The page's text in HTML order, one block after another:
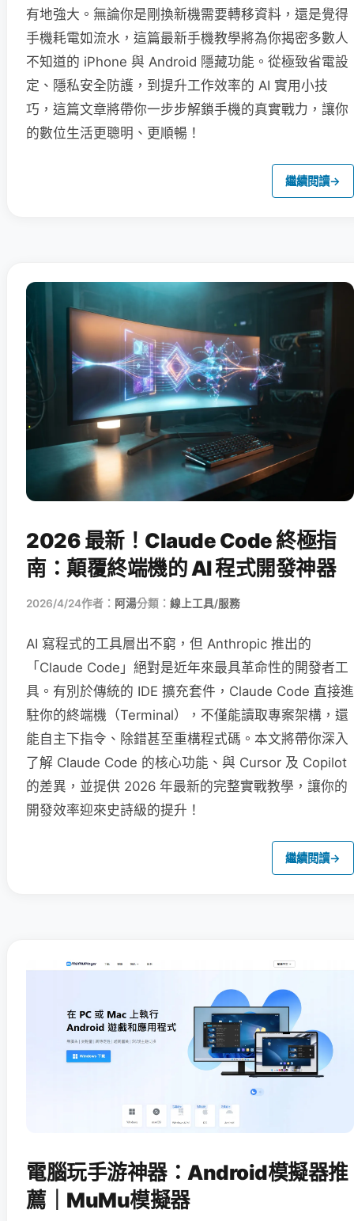
有地強大。無論你是剛換新機需要轉移資料，還是覺得
手機耗電如流水，這篇最新手機教學將為你揭密多數人
不知道的 iPhone 與 Android 隱藏功能。從極致省電設
定、隱私安全防護，到提升工作效率的 AI 實用小技
巧，這篇文章將帶你一步步解鎖手機的真實戰力，讓你
的數位生活更聰明、更順暢！
繼續閱讀→
2026 最新！Claude Code 終極指
南：顛覆終端機的 AI 程式開發神器
2026/4/24作者： 阿湯分類： 線上工具/服務
AI 寫程式的工具層出不窮，但 Anthropic 推出的
「Claude Code」絕對是近年來最具革命性的開發者工
具。有別於傳統的 IDE 擴充套件，Claude Code 直接進
駐你的終端機（Terminal），不僅能讀取專案架構，還
能自主下指令、除錯甚至重構程式碼。本文將帶你深入
了解 Claude Code 的核心功能、與 Cursor 及 Copilot
的差異，並提供 2026 年最新的完整實戰教學，讓你的
開發效率迎來史詩級的提升！
繼續閱讀→
電腦玩手游神器：Android模擬器推
薦｜MuMu模擬器